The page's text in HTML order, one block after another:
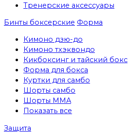
Тренерские аксессуары
Бинты боксерские Форма
Кимоно дзю-до
Кимоно тхэквондо
Кикбоксинг и тайский бокс
Форма для бокса
Куртки для самбо
Шорты самбо
Шорты MMA
Показать все
Защита